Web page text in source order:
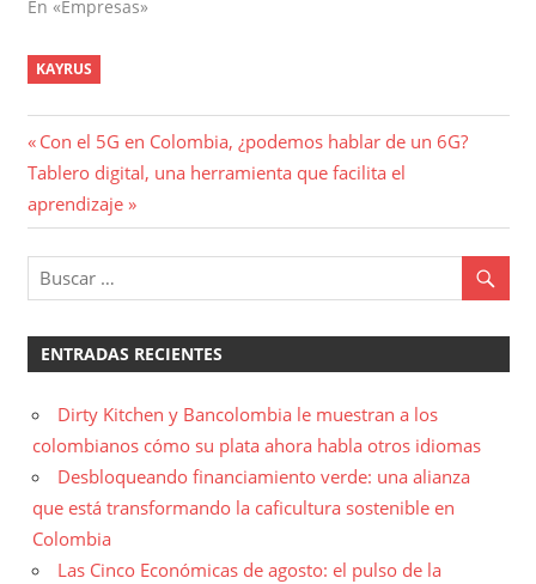
En «Empresas»
KAYRUS
Navegación
de
entradas
Entrada
anterior:
Con el 5G en Colombia, ¿podemos hablar de un 6G?
Entrada
siguiente:
Tablero digital, una herramienta que facilita el
aprendizaje
ENTRADAS RECIENTES
Dirty Kitchen y Bancolombia le muestran a los
colombianos cómo su plata ahora habla otros idiomas
Desbloqueando financiamiento verde: una alianza
que está transformando la caficultura sostenible en
Colombia
Las Cinco Económicas de agosto: el pulso de la